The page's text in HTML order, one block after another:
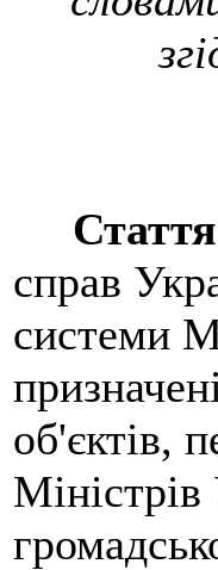
справ
системи
об'єктів,